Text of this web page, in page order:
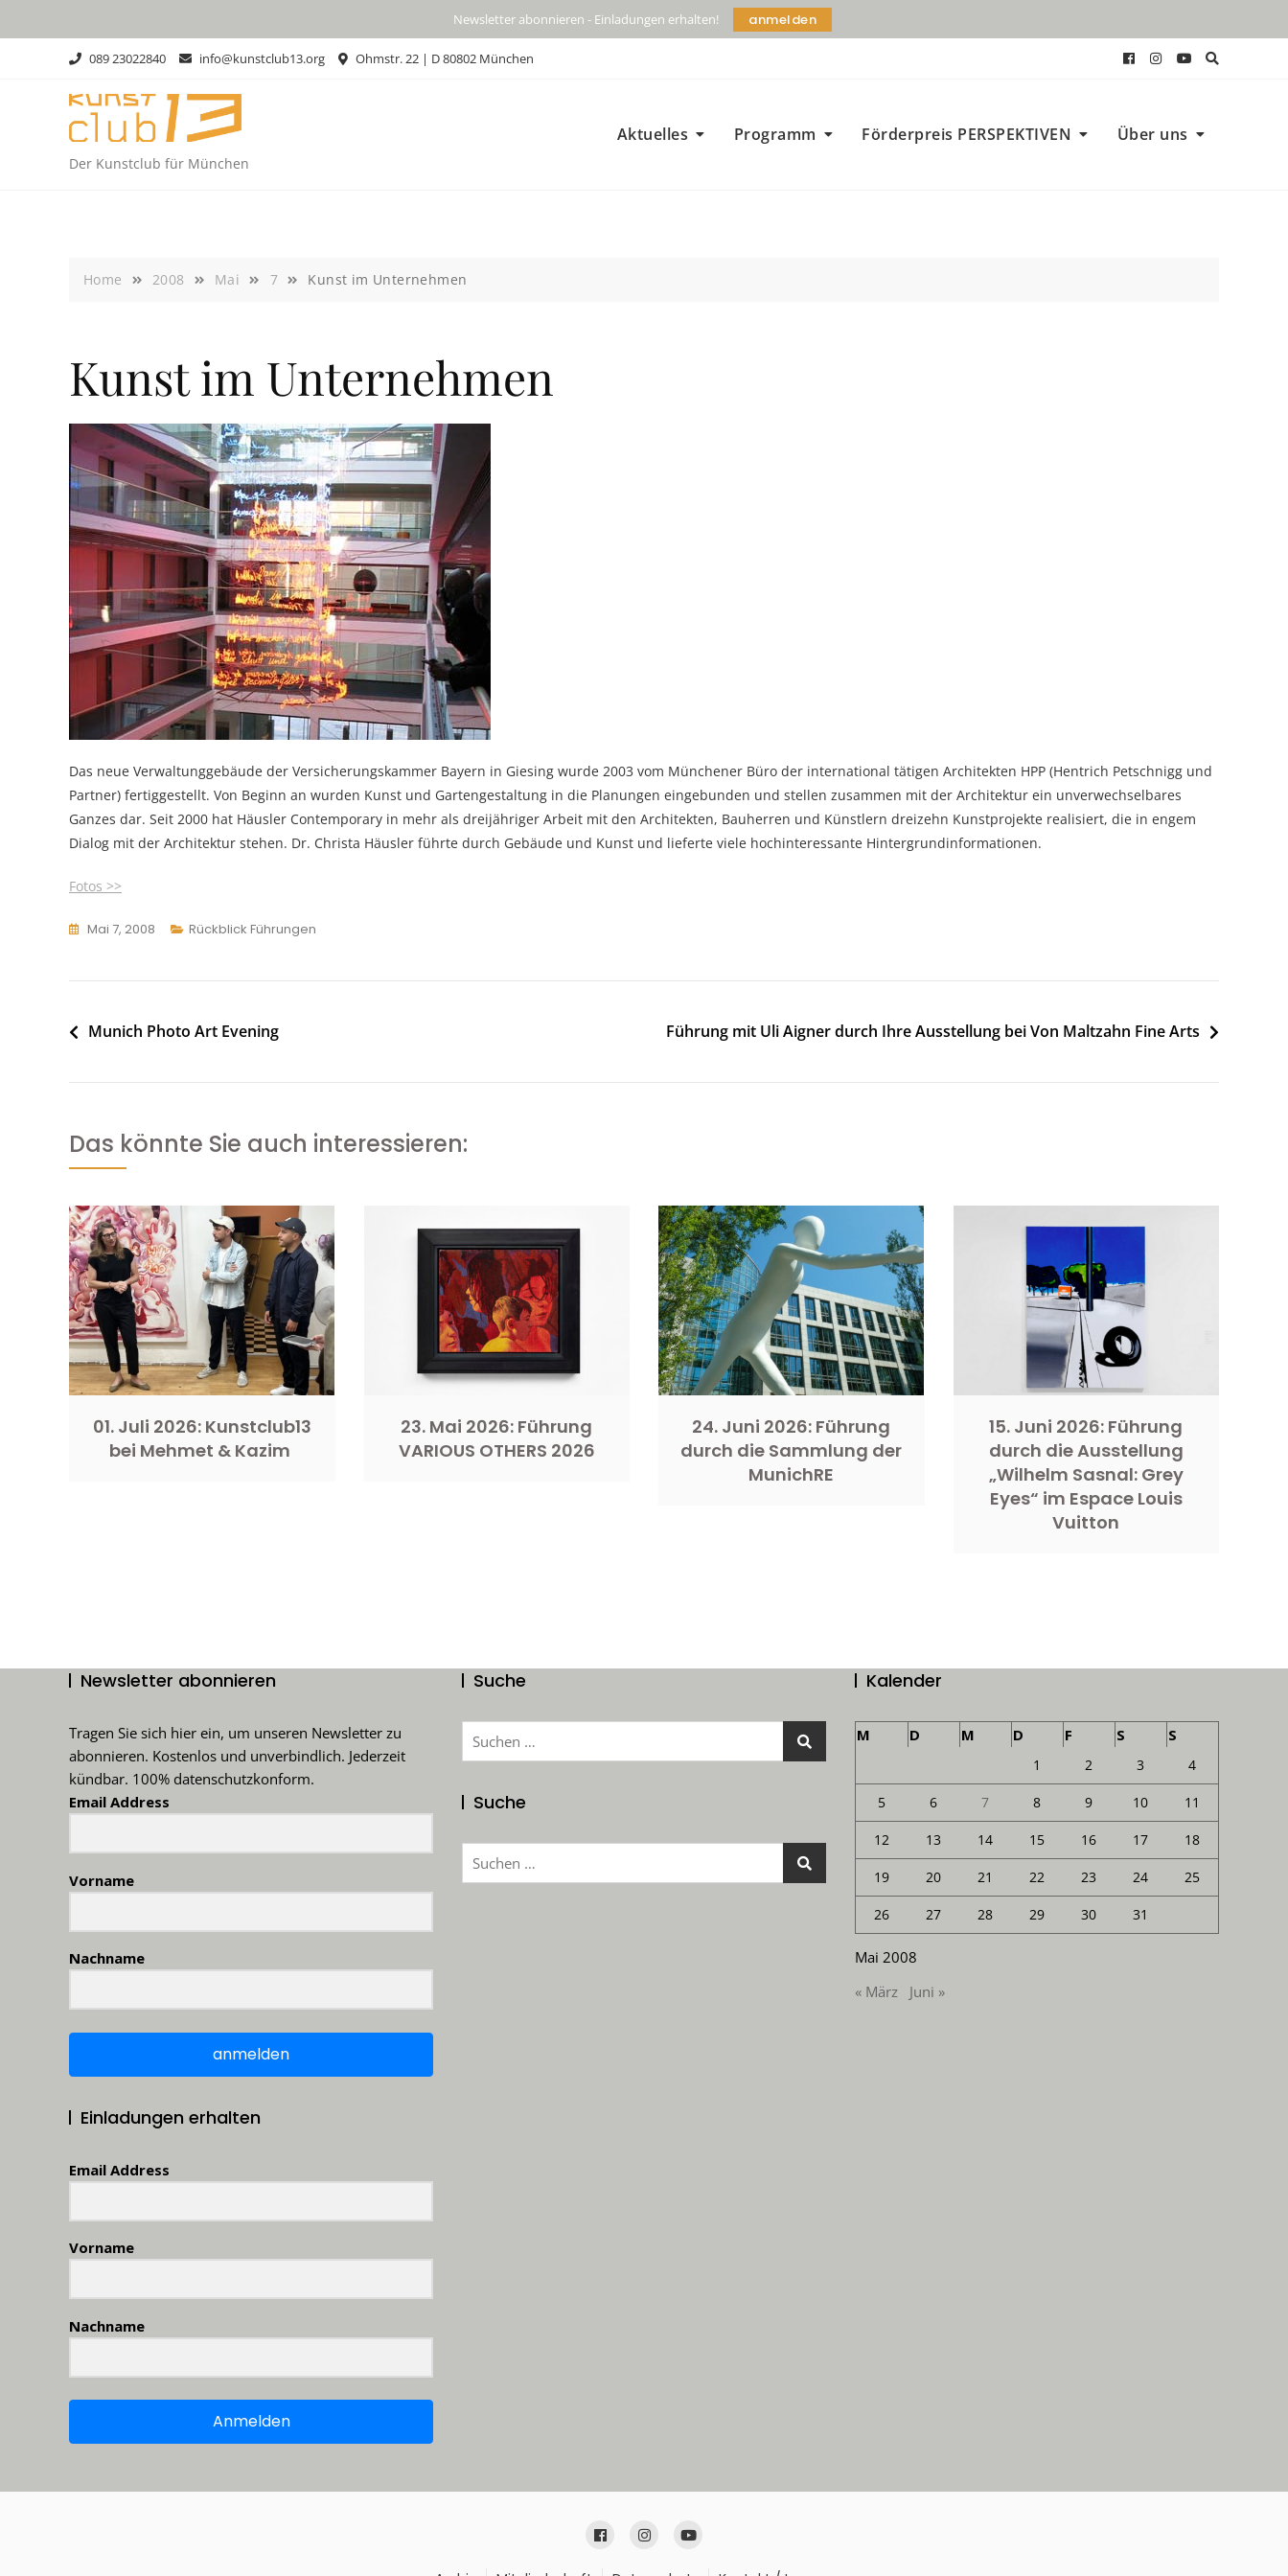
Newsletter abonnieren - Einladungen erhalten! anmelden
089 23022840 info@kunstclub13.org Ohmstr. 22 | D 80802 München
Der Kunstclub für München
Aktuelles Programm Förderpreis PERSPEKTIVEN Über uns
Home 2008 Mai 7 Kunst im Unternehmen
Kunst im Unternehmen
Das neue Verwaltunggebäude der Versicherungskammer Bayern in Giesing wurde 2003 vom Münchener Büro der international tätigen Architekten HPP (Hentrich Petschnigg und
Partner) fertiggestellt. Von Beginn an wurden Kunst und Gartengestaltung in die Planungen eingebunden und stellen zusammen mit der Architektur ein unverwechselbares
Ganzes dar. Seit 2000 hat Häusler Contemporary in mehr als dreijähriger Arbeit mit den Architekten, Bauherren und Künstlern dreizehn Kunstprojekte realisiert, die in engem
Dialog mit der Architektur stehen. Dr. Christa Häusler führte durch Gebäude und Kunst und lieferte viele hochinteressante Hintergrundinformationen.
Fotos >>
Mai 7, 2008 Rückblick Führungen
Beitragsnavigation
Munich Photo Art Evening Führung mit Uli Aigner durch Ihre Ausstellung bei Von Maltzahn Fine Arts
Das könnte Sie auch interessieren:
01. Juli 2026: Kunstclub13
bei Mehmet & Kazim
23. Mai 2026: Führung
VARIOUS OTHERS 2026
24. Juni 2026: Führung
durch die Sammlung der
MunichRE
15. Juni 2026: Führung
durch die Ausstellung
„Wilhelm Sasnal: Grey
Eyes“ im Espace Louis
Vuitton
Newsletter abonnieren
Tragen Sie sich hier ein, um unseren Newsletter zu
abonnieren. Kostenlos und unverbindlich. Jederzeit
kündbar. 100% datenschutzkonform.
Email Address
Vorname
Nachname
anmelden
Einladungen erhalten
Email Address
Vorname
Nachname
Anmelden
Suche
Suchen
Suche
Suchen
Kalender
Mai 2008
M D M D F S S
1 2 3 4
5 6 7 8 9 10 11
12 13 14 15 16 17 18
19 20 21 22 23 24 25
26 27 28 29 30 31
« März Juni »